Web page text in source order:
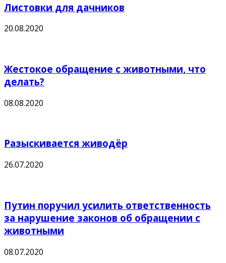
Листовки для дачников
20.08.2020
Жестокое обращение с животными, что
делать?
08.08.2020
Разыскивается живодёр
26.07.2020
Путин поручил усилить ответственность
за нарушение законов об обращении с
животными
08.07.2020